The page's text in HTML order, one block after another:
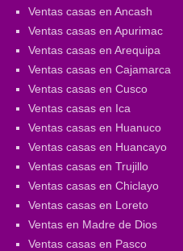
Ventas casas en Ancash
Ventas casas en Apurimac
Ventas casas en Arequipa
Ventas casas en Cajamarca
Ventas casas en Cusco
Ventas casas en Ica
Ventas casas en Huanuco
Ventas casas en Huancayo
Ventas casas en Trujillo
Ventas casas en Chiclayo
Ventas casas en Loreto
Ventas en Madre de Dios
Ventas casas en Pasco